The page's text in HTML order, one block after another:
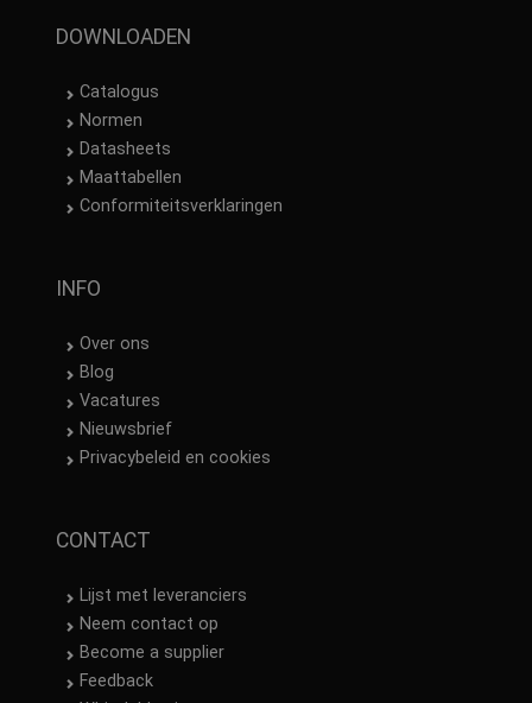
DOWNLOADEN
Catalogus
Normen
Datasheets
Maattabellen
Conformiteitsverklaringen
INFO
Over ons
Blog
Vacatures
Nieuwsbrief
Privacybeleid en cookies
CONTACT
Lijst met leveranciers
Neem contact op
Become a supplier
Feedback